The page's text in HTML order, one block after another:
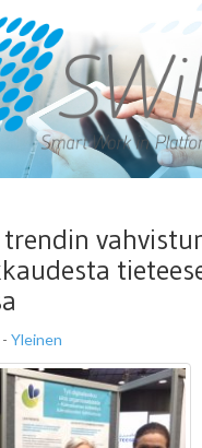
- Yleinen